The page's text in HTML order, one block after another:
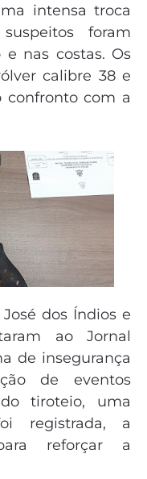
intensa troca
foram
nas costas. Os
calibre 38 e
confronto com a
dos Índios e
ao Jornal
de insegurança
de eventos
tiroteio, uma
registrada, a
reforçar a